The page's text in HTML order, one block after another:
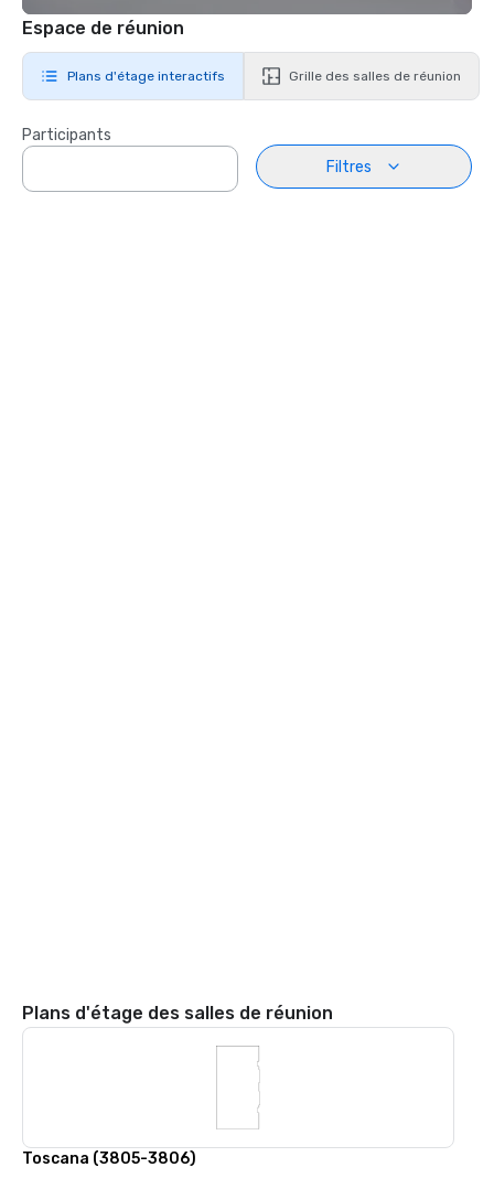
Espace de réunion
Plans d'étage interactifs Grille des salles de réunion
Participants
Filtres
Plans d'étage des salles de réunion
Toscana (3805-3806)